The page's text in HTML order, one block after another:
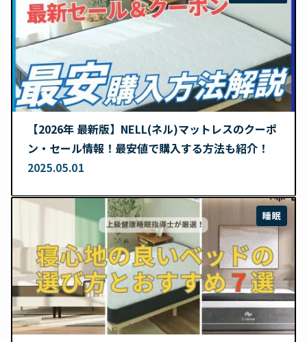
【2026年 最新版】NELL(ネル)マットレスのクーポ
ン・セール情報！最安値で購入する方法も紹介！
2025.05.01
睡眠